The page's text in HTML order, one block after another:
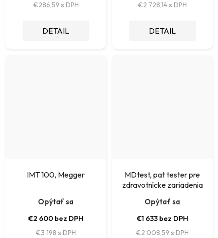
€286,59
DETAIL
€2 728,14
DETAIL
IMT 100, Megger
Opýtať sa
€2 600 bez DPH
€3 198
MDtest, pat tester pre
zdravotnícke zariadenia
Opýtať sa
€1 633 bez DPH
€2 008,59